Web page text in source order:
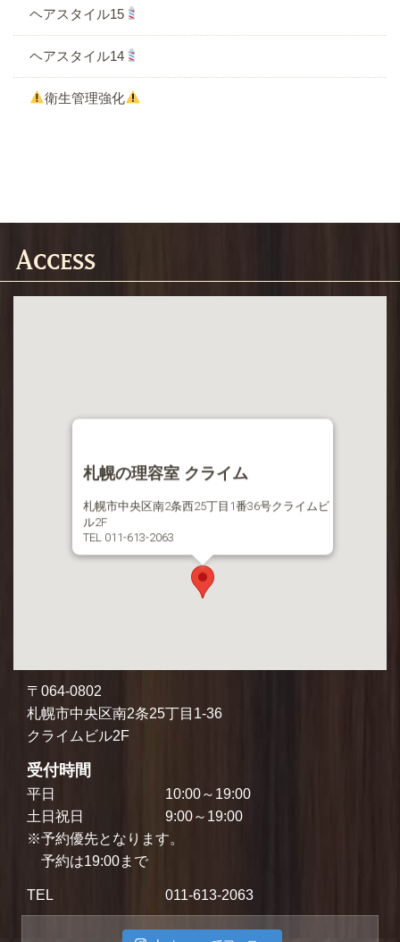
ヘアスタイル15
ヘアスタイル14
衛生管理強化
札幌の理容室 クライム
札幌市中央区南2条西25丁目1番36号クライムビ
ル2F
TEL 011-613-2063
〒064-0802
札幌市中央区南2条25丁目1-36
クライムビル2F
受付時間
平日
10:00～19:00
土日祝日
9:00～19:00
※予約優先となります。
予約は19:00まで
TEL 011-613-2063